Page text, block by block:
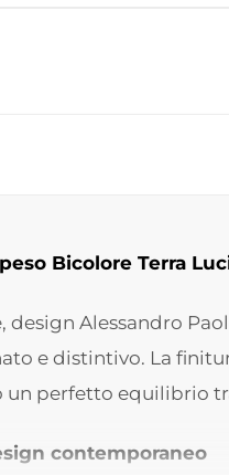
Bicolore Terra
design Alessandro
e distintivo. La
un perfetto equilibrio
contemporaneo